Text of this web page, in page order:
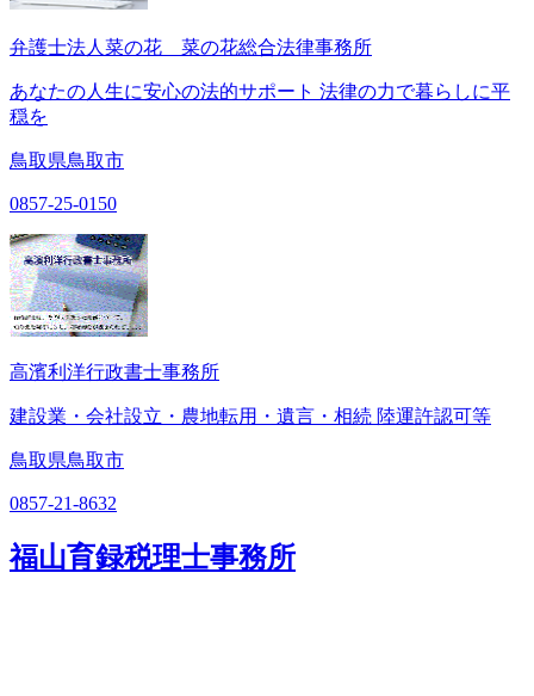
弁護士法人菜の花 菜の花総合法律事務所
あなたの人生に安心の法的サポート 法律の力で暮らしに平
穏を
鳥取県鳥取市
0857-25-0150
高濱利洋行政書士事務所
建設業・会社設立・農地転用・遺言・相続 陸運許認可等
鳥取県鳥取市
0857-21-8632
福山育録税理士事務所